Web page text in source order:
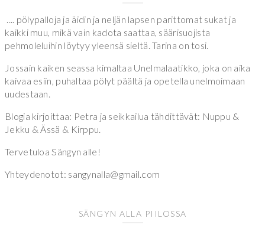
.... pölypalloja ja äidin ja neljän lapsen parittomat sukat ja
kaikki muu, mikä vain kadota saattaa, säärisuojista
pehmoleluihin löytyy yleensä sieltä. Tarina on tosi.
Jossain kaiken seassa kimaltaa Unelmalaatikko, joka on aika
kaivaa esiin, puhaltaa pölyt päältä ja opetella unelmoimaan
uudestaan.
Blogia kirjoittaa: Petra ja seikkailua tähdittävät: Nuppu &
Jekku & Ässä & Kirppu.
Tervetuloa Sängyn alle!
Yhteydenotot: sangynalla@gmail.com
SÄNGYN ALLA PIILOSSA